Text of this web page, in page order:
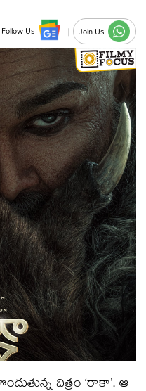
Follow Us | Join Us
చిత్రం ‘రాకా’. ఆ